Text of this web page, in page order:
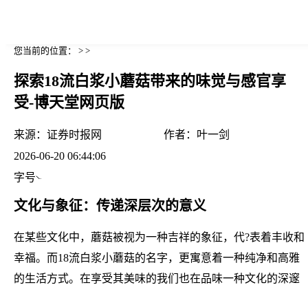
您当前的位置： > >
探索18流白浆小蘑菇带来的味觉与感官享
受-博天堂网页版
来源： 证券时报网 作者： 叶一剑
2026-06-20 06:44:06
字号
文化与象征：传递深层次的意义
在某些文化中，蘑菇被视为一种吉祥的象征，代?表着丰收和
幸福。而18流白浆小蘑菇的名字，更寓意着一种纯净和高雅
的生活方式。在享受其美味的我们也在品味一种文化的深邃